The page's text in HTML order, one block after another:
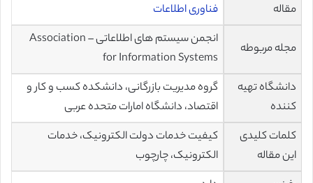
مقاله
فناوری اطلاعات
مجله مربوطه
انجمن سیستم های اطلاعاتی – Association
for Information Systems
دانشگاه تهیه
کننده
گروه مدیریت بازرگانی، دانشکده کسب و کار و
اقتصاد، دانشگاه امارات متحده عربی
کلمات کلیدی
این مقاله
کیفیت خدمات دولت الکترونیک، خدمات
الکترونیک، چارچوب